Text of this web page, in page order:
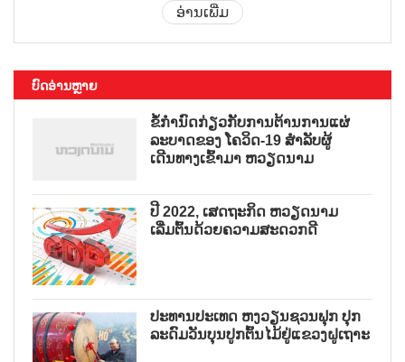
ອ່ານເພີ່ມ
ບົດອ່ານຫຼາຍ
ຂໍ້ກຳນົດກ່ຽວກັບການຕ້ານການແຜ່
ລະບາດຂອງ ໂຄວິດ-19 ສຳລັບຜູ້
ເດີນທາງເຂົ້າມາ ຫວຽດນາມ
ປີ 2022, ເສດຖະກິດ ຫວຽດນາມ
ເລີ່ມຕົ້ນດ້ວຍຄວາມສະດວກດີ
ປະທານປະເທດ ຫງວຽນຊວນຟຸກ ປຸກ
ລະດົມວັນບຸນປູກຕົ້ນໄມ້ຢູ່ແຂວງຝູເຖາະ